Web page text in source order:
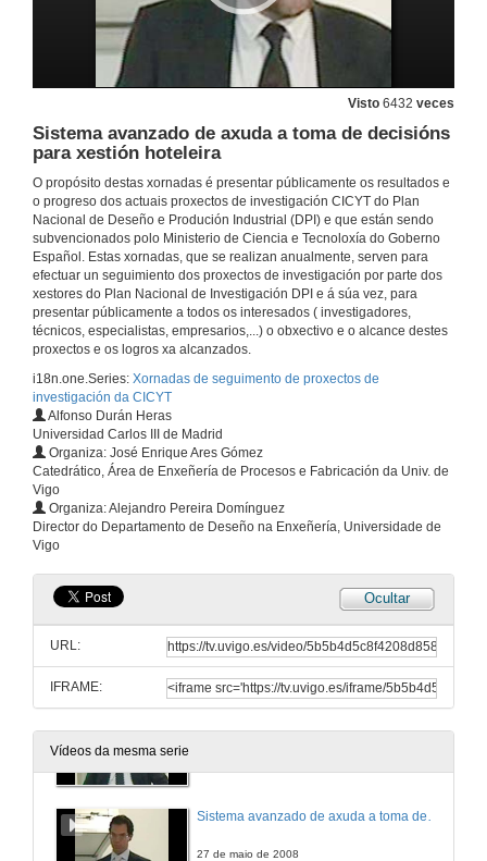
Visto 6432 veces
Sistema avanzado de axuda a toma de decisións
para xestión hoteleira
O propósito destas xornadas é presentar públicamente os resultados e
o progreso dos actuais proxectos de investigación CICYT do Plan
Nacional de Deseño e Produción Industrial (DPI) e que están sendo
subvencionados polo Ministerio de Ciencia e Tecnoloxía do Goberno
Español. Estas xornadas, que se realizan anualmente, serven para
efectuar un seguimiento dos proxectos de investigación por parte dos
xestores do Plan Nacional de Investigación DPI e á súa vez, para
presentar públicamente a todos os interesados ( investigadores,
técnicos, especialistas, empresarios,...) o obxectivo e o alcance destes
proxectos e os logros xa alcanzados.
i18n.one.Series: Xornadas de seguimento de proxectos de
investigación da CICYT
Alfonso Durán Heras
Universidad Carlos III de Madrid
Organiza: José Enrique Ares Gómez
Catedrático, Área de Enxeñería de Procesos e Fabricación da Univ. de
Vigo
Organiza: Alejandro Pereira Domínguez
Director do Departamento de Deseño na Enxeñería, Universidade de
Vigo
Ocultar
URL:
IFRAME:
Vídeos da mesma serie
27 de maio de 2008
Modelización e deseño de compoñentes de aluminio conformando en estado semisólidos por sub liquidus casting.
27 de maio de 2008
Desenvolvemento de ferramentas CAD/CAM para o prototipado virtual no sector calzado.
27 de maio de 2008
Deseño e planificación da producción nos sistemas de fabricación reconfigurable.
27 de maio de 2008
27 de maio de 2008